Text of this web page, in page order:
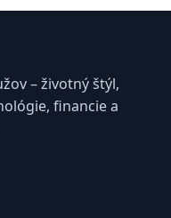
– životný štýl,
financie a